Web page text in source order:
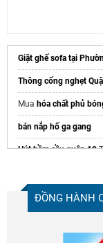
Giặt ghế sofa tại
Thông cống nghẹt
Mua hóa chất phủ
bán nắp hố ga gang
Hút hầm cầu quận 10
ĐỒNG HÀNH